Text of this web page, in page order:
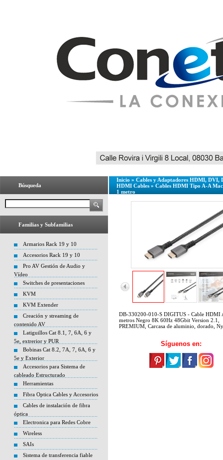
Búsqueda
Familias y Subfamilias
Armarios Rack 19 y 10
Accesorios Rack 19 y 10
Pro AV Gestión de Audio y
Vídeo
Switches de presentaciones
KVM
KVM Extender
Creación y streaming de
contenido AV
Latiguillos Cat 8.1, 7, 6A, 6 y
5e, extrerior y PUR
Bobinas Cat 8.2, 7A, 7, 6A, 6 y
5e y Exterior
Accesorios para Sistema de
cableado Estructurado
Herramientas
Fibra Optica Cables y Accesorios
Cables de instalación de fibra
óptica
Electronica para Redes Cobre
Wireless
SAIs
Sistema de transferencia fiable
Inicio » Cables y Adaptadores HDMI, DVI,
HDMI Cables » Cables HDMI Tipo A-A
1 metro
DB-330200-010-S DIGITUS - Cable HDMI
metros Negro 8K 60Hz 48Gbit Version 2.1,
PREMIUM, Carcasa de aluminio, dorado,
Síguenos en: